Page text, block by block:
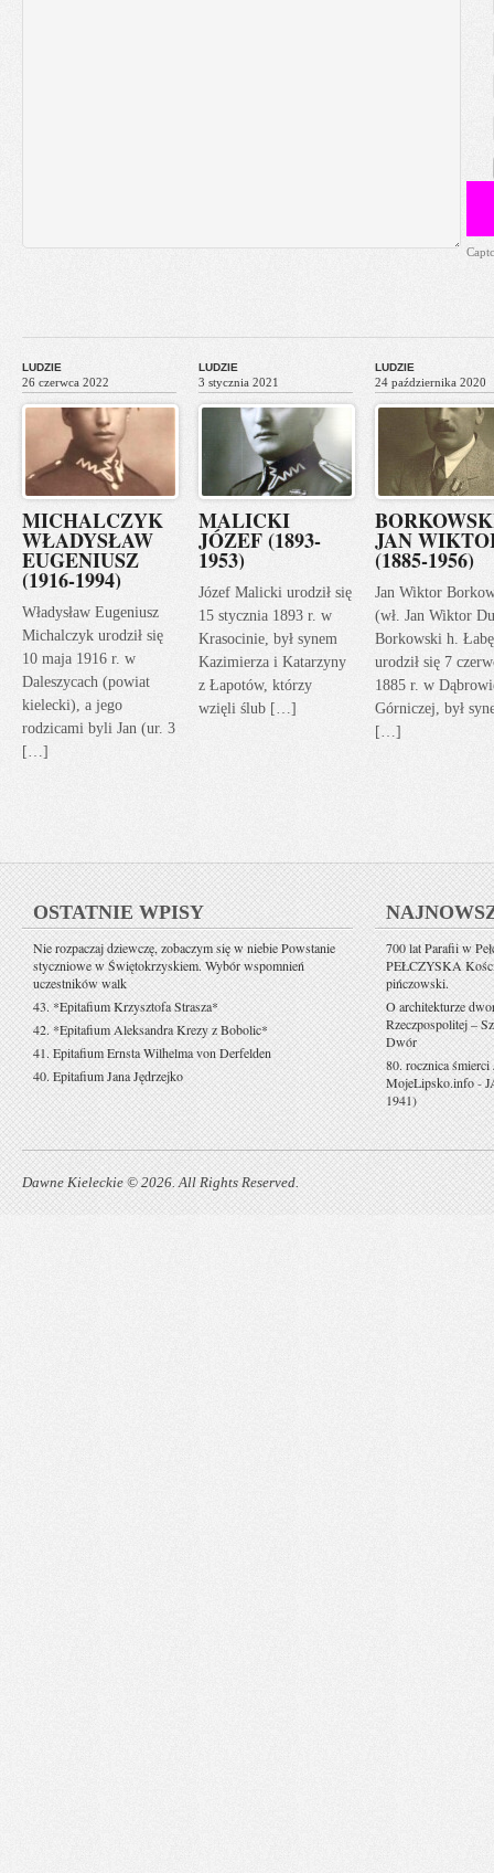
LUDZIE
26 czerwca 2022
MICHALCZYK
WŁADYSŁAW
EUGENIUSZ
(1916-1994)
Władysław Eugeniusz
Michalczyk urodził się
10 maja 1916 r. w
Daleszycach (powiat
kielecki), a jego
rodzicami byli Jan (ur. 3
[…]
LUDZIE
3 stycznia 2021
MALICKI
JÓZEF (1893-
1953)
Józef Malicki urodził się
15 stycznia 1893 r. w
Krasocinie, był synem
Kazimierza i Katarzyny
z Łapotów, którzy
wzięli ślub […]
LUDZIE
24 października 2020
JAN
(1885-1956)
Jan Wiktor
(wł. Jan Wiktor
Borkowski h.
urodził się 7
1885 r. w
Górniczej, był
[…]
OSTATNIE WPISY
Nie rozpaczaj dziewczę, zobaczym się w niebie Powstanie
styczniowe w Świętokrzyskiem. Wybór wspomnień
uczestników walk
43. *Epitafium Krzysztofa Strasza*
42. *Epitafium Aleksandra Krezy z Bobolic*
41. Epitafium Ernsta Wilhelma von Derfelden
40. Epitafium Jana Jędrzejko
700 lat Parafii w
PEŁCZYSKA
pińczowski.
O architekturze
Rzeczpospolitej –
Dwór
80. rocznica
MojeLipsko.info-
1941)
Dawne Kieleckie © 2026. All Rights Reserved.